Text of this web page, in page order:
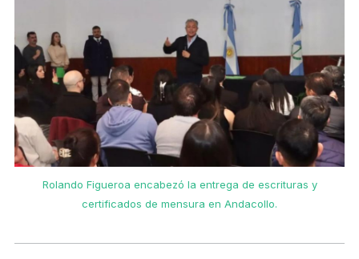
Rolando Figueroa encabezó la entrega de escrituras y
certificados de mensura en Andacollo.